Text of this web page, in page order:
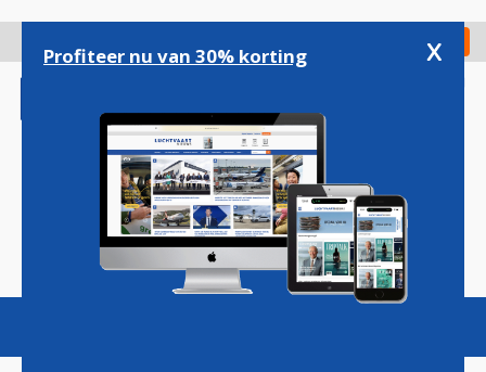
gaan
Check in
Magazine Podcasts Vacatures
Profiteer nu van 30% korting x